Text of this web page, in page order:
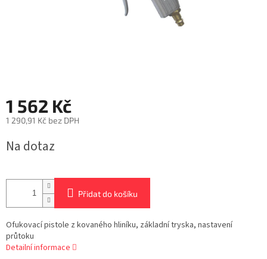
1 562 Kč
1 290,91 Kč bez DPH
cena:
Na dotaz
Přidat do košíku
Ofukovací pistole z kovaného hliníku, základní tryska, nastavení
průtoku
Detailní informace